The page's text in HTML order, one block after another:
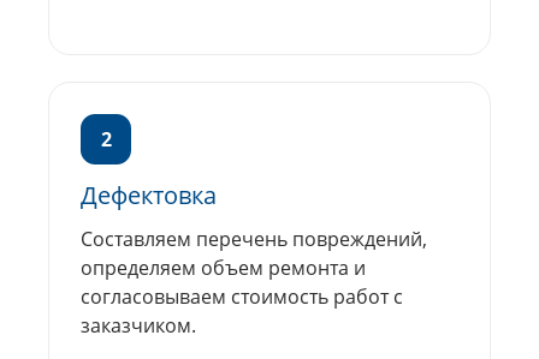
2
Дефектовка
Составляем перечень повреждений,
определяем объем ремонта и
согласовываем стоимость работ с
заказчиком.